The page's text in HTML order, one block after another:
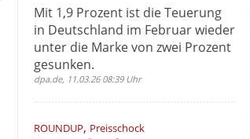
Mit 1,9 Prozent ist die Teuerung
in Deutschland im Februar wieder
unter die Marke von zwei Prozent
gesunken.
dpa.de, 11.03.26 08:39 Uhr
ROUNDUP, Preisschock